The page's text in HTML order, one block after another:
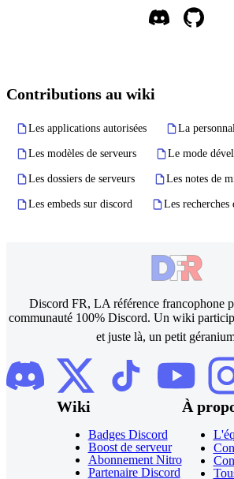
Contributions au wiki
Les applications autorisées La
Les modèles de serveurs Le mode
Les dossiers de serveurs Les notes de
Les embeds sur discord Les recherches
Discord FR, LA référence francophone
communauté 100% Discord. Un wiki
et juste là, un petit
Wiki
Badges Discord
Boost de serveur
Abonnement Nitro
Partenaire Discord
À